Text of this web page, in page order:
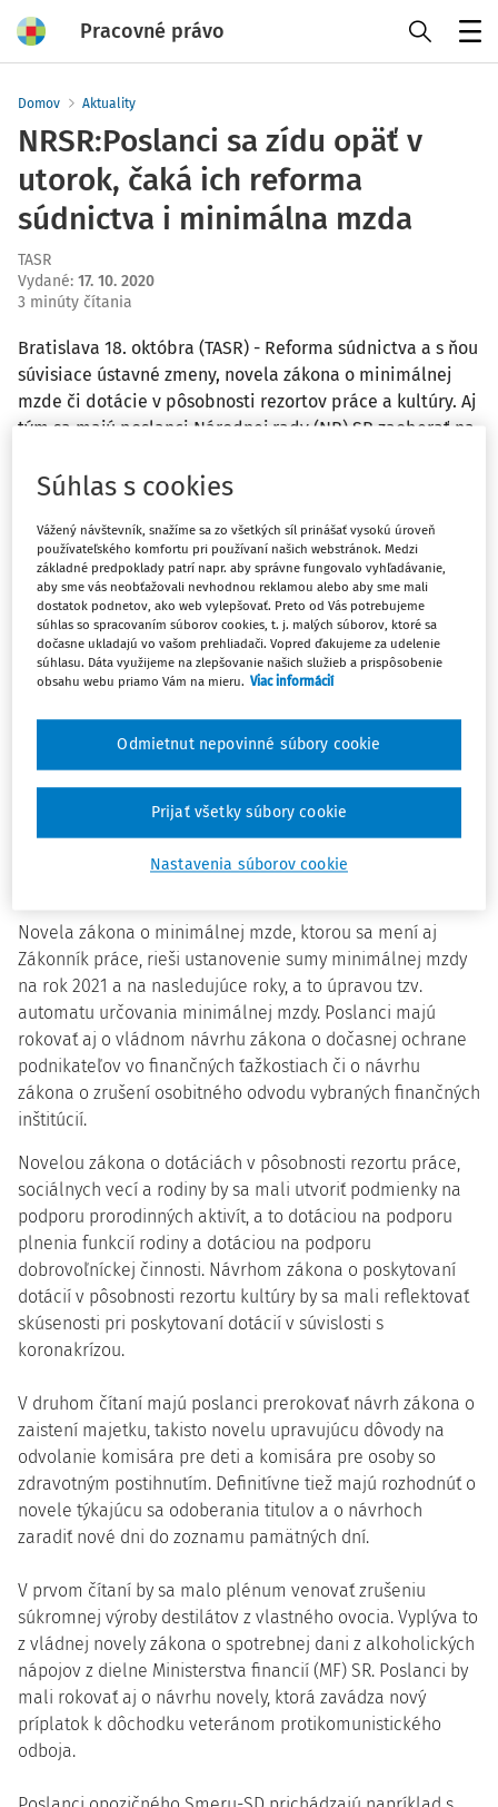
Pracovné právo
Domov Aktuality
NRSR:Poslanci sa zídu opäť v
utorok, čaká ich reforma
súdnictva i minimálna mzda
TASR
Vydané: 17. 10. 2020
3 minúty čítania
Bratislava 18. októbra (TASR) - Reforma súdnictva a s ňou
súvisiace ústavné zmeny, novela zákona o minimálnej
mzde či dotácie v pôsobnosti rezortov práce a kultúry. Aj
tým sa majú poslanci Národnej rady (NR) SR zaoberať na
13.00 h. V návrhu programu schôdze je takmer 80 bodov.
mimoriadnou správou o situácii v riešení
environmentálnych záťaží. Voliť by sa mal aj
podpredseda parlamentu namiesto Petra Pellegriniho
(nezaradený). Smer-SD už na tento post navrhol Juraja
Blanára.
Najvyššieho správneho súdu či previerky majetkových
pomerov všetkých sudcov. Rezort spravodlivosti navrhuje
tiež ukotvenie vekového cenzu sudcov. Po novom by z
funkcie odchádzali sudcovia všeobecných súdov vo veku
65 rokov, respektíve 68 rokov. Súčasťou návrhu je aj
Novela zákona o minimálnej mzde, ktorou sa mení aj
Zákonník práce, rieši ustanovenie sumy minimálnej mzdy
na rok 2021 a na nasledujúce roky, a to úpravou tzv.
automatu určovania minimálnej mzdy. Poslanci majú
rokovať aj o vládnom návrhu zákona o dočasnej ochrane
podnikateľov vo finančných ťažkostiach či o návrhu
zákona o zrušení osobitného odvodu vybraných finančných
inštitúcií.
Novelou zákona o dotáciách v pôsobnosti rezortu práce,
sociálnych vecí a rodiny by sa mali utvoriť podmienky na
podporu prorodinných aktivít, a to dotáciou na podporu
plnenia funkcií rodiny a dotáciou na podporu
dobrovoľníckej činnosti. Návrhom zákona o poskytovaní
dotácií v pôsobnosti rezortu kultúry by sa mali reflektovať
skúsenosti pri poskytovaní dotácií v súvislosti s
koronakrízou.
V druhom čítaní majú poslanci prerokovať návrh zákona o
zaistení majetku, takisto novelu upravujúcu dôvody na
odvolanie komisára pre deti a komisára pre osoby so
zdravotným postihnutím. Definitívne tiež majú rozhodnúť o
novele týkajúcu sa odoberania titulov a o návrhoch
zaradiť nové dni do zoznamu pamätných dní.
V prvom čítaní by sa malo plénum venovať zrušeniu
súkromnej výroby destilátov z vlastného ovocia. Vyplýva to
z vládnej novely zákona o spotrebnej dani z alkoholických
nápojov z dielne Ministerstva financií (MF) SR. Poslanci by
mali rokovať aj o návrhu novely, ktorá zavádza nový
príplatok k dôchodku veteránom protikomunistického
odboja.
Súhlas s cookies
Vážený návštevník, snažíme sa zo všetkých síl prinášať vysokú úroveň
používateľského komfortu pri používaní našich webstránok. Medzi
základné predpoklady patrí napr. aby správne fungovalo vyhľadávanie,
aby sme vás neobťažovali nevhodnou reklamou alebo aby sme mali
dostatok podnetov, ako web vylepšovať. Preto od Vás potrebujeme
súhlas so spracovaním súborov cookies, t. j. malých súborov, ktoré sa
dočasne ukladajú vo vašom prehliadači. Vopred ďakujeme za udelenie
súhlasu. Dáta využijeme na zlepšovanie našich služieb a prispôsobenie
obsahu webu priamo Vám na mieru. Viac informácií
Nastavenia súborov cookie
Odmietnut nepovinné súbory cookie
Prijať všetky súbory cookie